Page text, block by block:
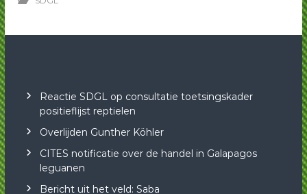
Reactie SDGL op consultatie toetsingskader
positieflijst reptielen
Overlijden Gunther Köhler
CITES notificatie over de handel in Galapagos
leguanen
Bericht uit het veld: Saba